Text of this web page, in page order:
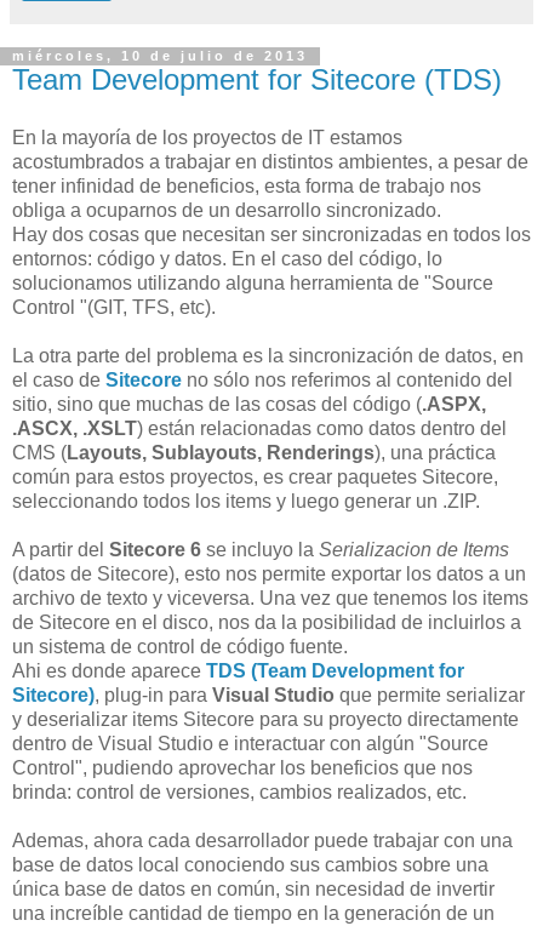
miércoles, 10 de julio de 2013
Team Development for Sitecore (TDS)
En la mayoría de los proyectos de IT estamos
acostumbrados a trabajar en distintos ambientes, a pesar de
tener infinidad de beneficios, esta forma de trabajo nos
obliga a ocuparnos de un desarrollo sincronizado.
Hay dos cosas que necesitan ser sincronizadas en todos los
entornos: código y datos. En el caso del código, lo
solucionamos utilizando alguna herramienta de "Source
Control "(GIT, TFS, etc).
La otra parte del problema es la sincronización de datos, en
el caso de Sitecore no sólo nos referimos al contenido del
sitio, sino que muchas de las cosas del código (.ASPX,
.ASCX, .XSLT) están relacionadas como datos dentro del
CMS (Layouts, Sublayouts, Renderings), una práctica
común para estos proyectos, es crear paquetes Sitecore,
seleccionando todos los items y luego generar un .ZIP.
A partir del Sitecore 6 se incluyo la Serializacion de Items
(datos de Sitecore), esto nos permite exportar los datos a un
archivo de texto y viceversa. Una vez que tenemos los items
de Sitecore en el disco, nos da la posibilidad de incluirlos a
un sistema de control de código fuente.
Ahi es donde aparece TDS (Team Development for
Sitecore), plug-in para Visual Studio que permite serializar
y deserializar items Sitecore para su proyecto directamente
dentro de Visual Studio e interactuar con algún "Source
Control", pudiendo aprovechar los beneficios que nos
brinda: control de versiones, cambios realizados, etc.
Ademas, ahora cada desarrollador puede trabajar con una
base de datos local conociendo sus cambios sobre una
única base de datos en común, sin necesidad de invertir
una increíble cantidad de tiempo en la generación de un